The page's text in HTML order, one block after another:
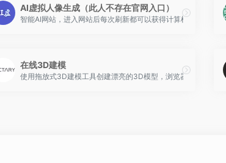
AI虚拟人像生成（此人不存在官网入口）
智能AI网站，进入网站后每次刷新都可以获得计算机生成的一
Neue提供两种字体，包括 Comic Neue 和 Comic Neue
在线3D建模
使用拖放式3D建模工具创建漂亮的3D模型，浏览器直接在线